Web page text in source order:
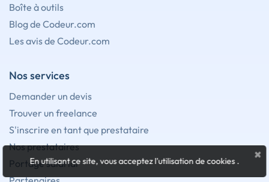
Boîte à outils
Blog de Codeur.com
Les avis de Codeur.com
Nos services
Demander un devis
Trouver un freelance
S'inscrire en tant que prestataire
Nos prestataires
Portage salarial
×
En utilisant ce site, vous acceptez l'utilisation de cookies.